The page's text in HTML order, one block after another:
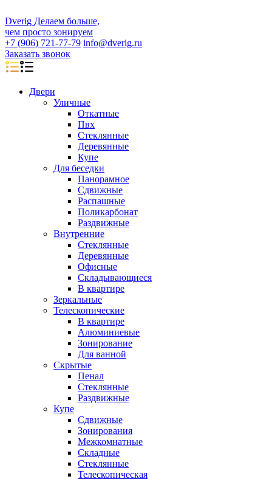
Dverig Делаем больше,
чем просто зонируем
+7 (906) 721-77-79 info@dverig.ru
Заказать звонок
Двери
Уличные
Откатные
Пвх
Стеклянные
Деревянные
Купе
Для беседки
Панорамное
Сдвижные
Распашные
Поликарбонат
Раздвижные
Внутренние
Стеклянные
Деревянные
Офисные
Складывающиеся
В квартире
Зеркальные
Телескопические
В квартире
Алюминиевые
Зонирование
Для ванной
Скрытые
Пенал
Стеклянные
Раздвижные
Купе
Сдвижные
Зонирования
Межкомнатные
Складные
Стеклянные
Телескопическая